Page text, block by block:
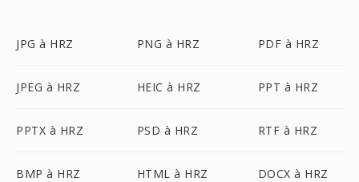
JPG à HRZ PNG à HRZ PDF à HRZ
JPEG à HRZ HEIC à HRZ PPT à HRZ
PPTX à HRZ PSD à HRZ RTF à HRZ
BMP à HRZ HTML à HRZ DOCX à HRZ